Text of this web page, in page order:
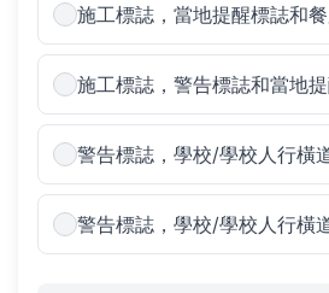
施工標誌，當地提醒標誌和
施工標誌，警告標誌和當地
警告標誌，學校/學校人行橫
警告標誌，學校/學校人行橫